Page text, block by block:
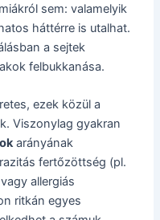
sem: valamelyik
háttérre is utalhat.
a sejtek
felbukkanása.
ezek közül a
Viszonylag gyakran
arányának
fertőzöttség (pl.
allergiás
ritkán egyes